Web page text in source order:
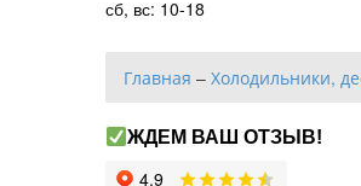
сб, вс: 10-18
Главная – Холодильники,
ЖДЕМ ВАШ ОТЗЫВ!